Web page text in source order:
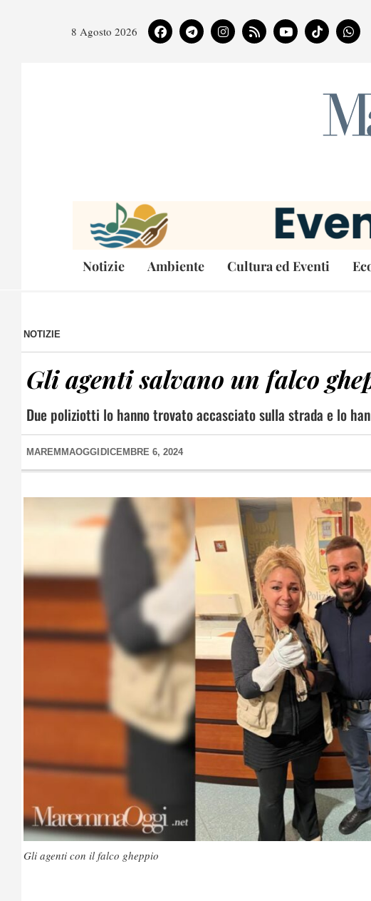
8 Agosto 2026
Notizie Ambiente Cultura ed Eventi
NOTIZIE
Gli agenti salvano un falco
Due poliziotti lo hanno trovato accasciato sulla strada e lo
MAREMMAOGGI DICEMBRE 6, 2024
Gli agenti con il falco gheppio